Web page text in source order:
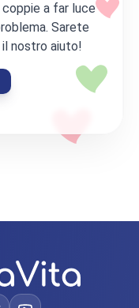
a far luce
Sarete
nostro aiuto!